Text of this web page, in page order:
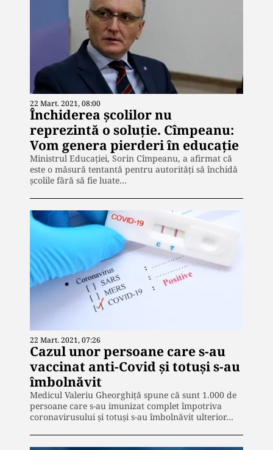
22 Mart. 2021, 08:00
Închiderea școlilor nu
reprezintă o soluție. Cîmpeanu:
Vom genera pierderi în educație
Ministrul Educaţiei, Sorin Cîmpeanu, a afirmat că
este o măsură tentantă pentru autorităţi să închidă
şcolile fără să fie luate…
22 Mart. 2021, 07:26
Cazul unor persoane care s-au
vaccinat anti-Covid și totuși s-au
îmbolnăvit
Medicul Valeriu Gheorghiță spune că sunt 1.000 de
persoane care s-au imunizat complet împotriva
coronavirusului și totuși s-au îmbolnăvit ulterior…